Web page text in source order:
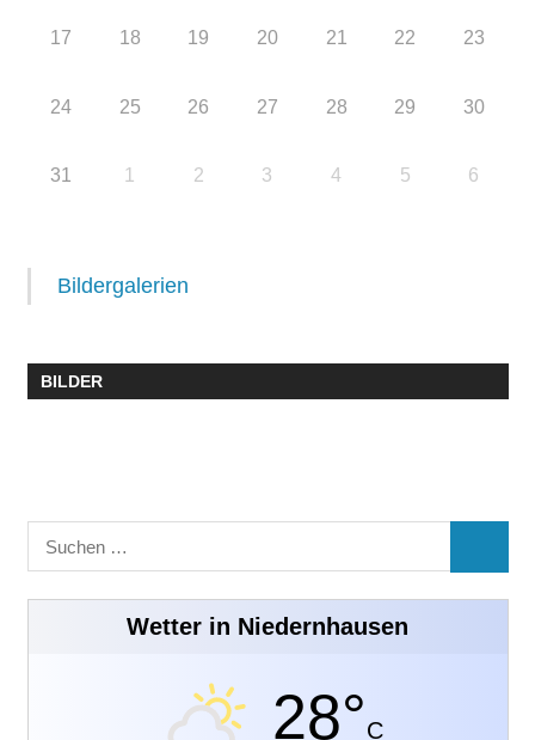
17 18 19 20 21 22 23
24 25 26 27 28 29 30
31 1 2 3 4 5 6
Bildergalerien
BILDER
Suchen
nach:
Wetter in Niedernhausen
28°C